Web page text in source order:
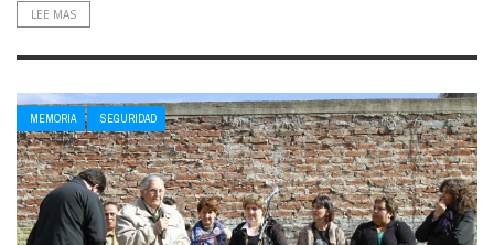
LEE MAS
MEMORIA SEGURIDAD